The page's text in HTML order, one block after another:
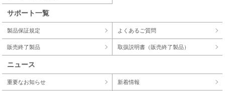
サポート一覧
製品保証規定 よくあるご質問
販売終了製品 取扱説明書（販売終了製品）
ニュース
重要なお知らせ 新着情報